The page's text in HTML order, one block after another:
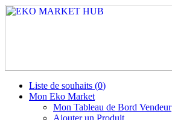
Liste de souhaits (0)
Mon Eko Market
Mon Tableau de Bord Vendeur
Ajouter un Produit